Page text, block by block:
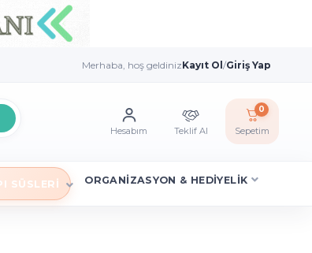
Merhaba, hoş geldinizKayıt Ol/Giriş Yap
Hesabım Teklif Al Sepetim
0
SÜSLERİ ORGANİZASYON & HEDİYELİK